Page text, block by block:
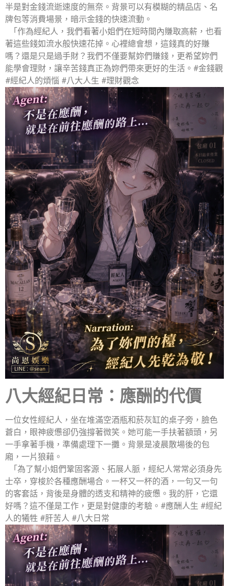
半是對金錢流逝速度的無奈。背景可以有模糊的精品店、名
牌包等消費場景，暗示金錢的快速流動。
「作為經紀人，我們看著小姐們在短時間內賺取高薪，也看
著這些錢如流水般快速花掉。心裡總會想，這錢真的好賺
嗎？還是只是過手財？我們不僅要幫妳們賺錢，更希望妳們
能學會理財，讓辛苦錢真正為妳們帶來更好的生活。#金錢觀
#經紀人的煩惱 #八大人生 #理財觀念
八大經紀日常：應酬的代價
一位女性經紀人，坐在堆滿空酒瓶和菸灰缸的桌子旁，臉色
蒼白，眼神疲憊卻仍強撐著微笑。她可能一手扶著額頭，另
一手拿著手機，準備處理下一攤。背景是凌晨散場後的包
廂，一片狼藉。
「為了幫小姐們鞏固客源、拓展人脈，經紀人常常必須身先
士卒，穿梭於各種應酬場合。一杯又一杯的酒，一句又一句
的客套話，背後是身體的透支和精神的疲憊。我的肝，它還
好嗎？這不僅是工作，更是對健康的考驗。#應酬人生 #經紀
人的犧牲 #肝苦人 #八大日常